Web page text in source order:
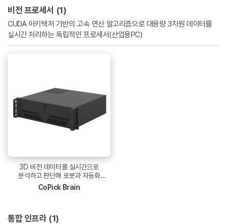
비전 프로세서 (1)
CUDA 아키텍처 기반의 고속 연산 알고리즘으로 대용량 3차원 데이터를
실시간 처리하는 독립적인 프로세서(산업용PC)
3D 비전 데이터를 실시간으로
분석하고 판단해 로봇과 자동화
시스템의 동작을 정확하게 제어하는 AI
CoPick Brain
통합 인프라 (1)